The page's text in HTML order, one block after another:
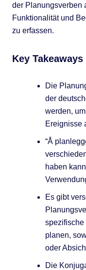
der Planungsverben
Funktionalität und
zu erfassen.
Key Takeaways
Die
der
werden,
Ereignisse
“Å
haben
Es gibt
planen,
oder
Die